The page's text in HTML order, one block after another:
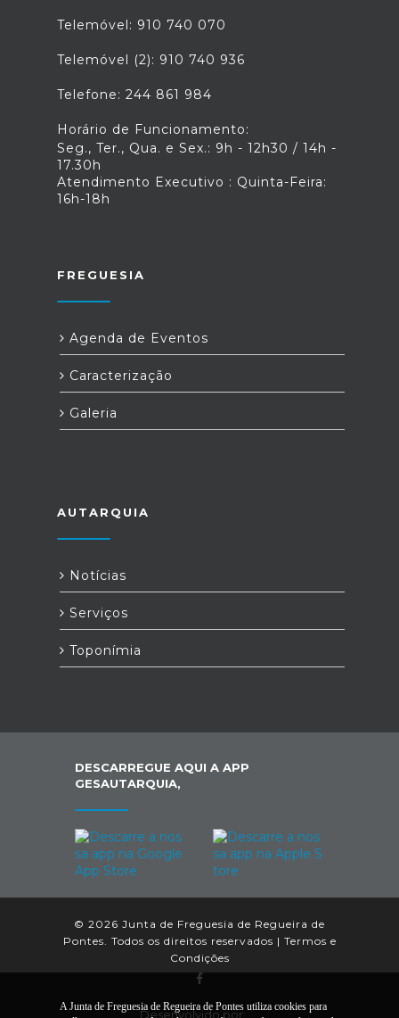
Telemóvel: 910 740 070
Telemóvel (2): 910 740 936
Telefone: 244 861 984
Horário de Funcionamento:
Seg., Ter., Qua. e Sex.: 9h - 12h30 / 14h -
17.30h
Atendimento Executivo : Quinta-Feira:
16h-18h
FREGUESIA
Agenda de Eventos
Caracterização
Galeria
AUTARQUIA
Notícias
Serviços
Toponímia
DESCARREGUE AQUI A APP
GESAUTARQUIA,
© 2026 Junta de Freguesia de Regueira de
Pontes. Todos os direitos reservados | Termos e
Condições
Desenvolvido por:
A Junta de Freguesia de Regueira de Pontes utiliza cookies para